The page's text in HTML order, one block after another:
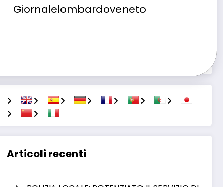
Giornalelombardoveneto
Articoli recenti